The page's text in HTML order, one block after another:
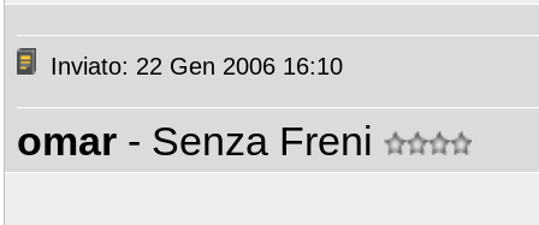
Inviato: 22 Gen 2006 16:10
omar - Senza Freni